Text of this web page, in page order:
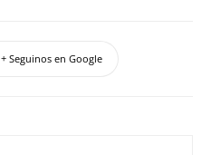
+ Seguinos en Google